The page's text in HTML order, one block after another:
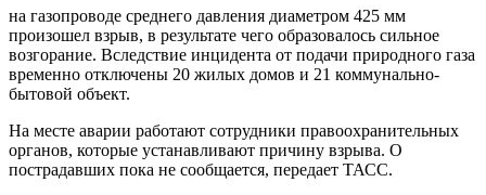
на газопроводе среднего давления диаметром 425 мм
произошел взрыв, в результате чего образовалось сильное
возгорание. Вследствие инцидента от подачи природного газа
временно отключены 20 жилых домов и 21 коммунально-
бытовой объект.
На месте аварии работают сотрудники правоохранительных
органов, которые устанавливают причину взрыва. О
пострадавших пока не сообщается, передает ТАСС.